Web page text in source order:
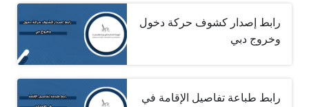
رابط إصدار كشوف حركة دخول
وخروج دبي
رابط طباعة تفاصيل الإقامة في